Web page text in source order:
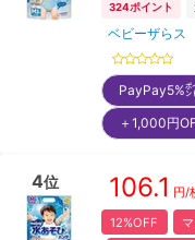
324ポイント
ベビーザらス
PayPay5%
＋1,000円
4位 106.1 円/
12%OFF